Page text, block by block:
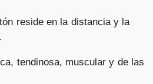
reside en la distancia y la
tendinosa, muscular y de las